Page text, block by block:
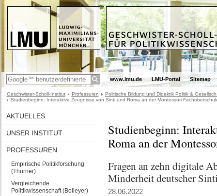
www.lmu.de LMU-Portal Sitemap
Geschwister-Scholl-Institut Professuren
Politische Bildung und Didaktik Politik &
Studienbeginn: Interaktive Zeugnisse von Sinti und Roma an der Montessori
AKTUELLES
UNSER INSTITUT
PROFESSUREN
Empirische Politikforschung
(Thurner)
Vergleichende
Politikwissenschaft (Bolleyer)
Studienbeginn:
Roma an der
Fragen an zehn digitale
Minderheit deutscher
28.06.2022